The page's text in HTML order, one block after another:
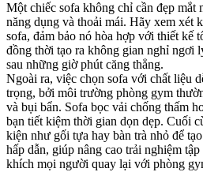
Một chiếc sofa không chỉ cần đẹp mắt
năng dụng và thoải mái. Hãy xem xét
sofa, đảm bảo nó hòa hợp với thiết kế
đồng thời tạo ra không gian nghỉ ngơi
sau những giờ phút căng thẳng.
Ngoài ra, việc chọn sofa với chất liệu
trọng, bởi môi trường phòng gym
và bụi bẩn. Sofa bọc vải chống thấm
bạn tiết kiệm thời gian dọn dẹp. Cuối
kiện như gối tựa hay bàn trà nhỏ để
hấp dẫn, giúp nâng cao trải nghiệm
khích mọi người quay lại với phòng